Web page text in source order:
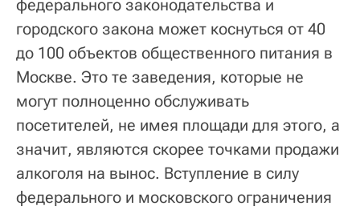
федерального законодательства и
городского закона может коснуться от 40
до 100 объектов общественного питания в
Москве. Это те заведения, которые не
могут полноценно обслуживать
посетителей, не имея площади для этого, а
значит, являются скорее точками продажи
алкоголя на вынос. Вступление в силу
федерального и московского ограничения